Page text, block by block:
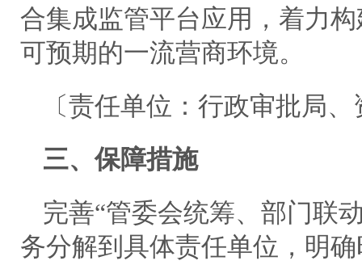
合集成监管平台应用，着力
可预期的一流营商环境。
〔责任单位：行政审批局
三、保障措施
完善“管委会统筹、部门联
务分解到具体责任单位，明